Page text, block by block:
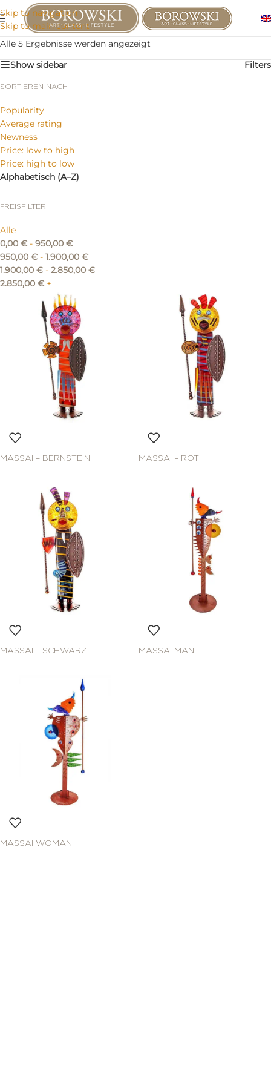
Skip to navigation
Skip to main content
Alle 5 Ergebnisse werden angezeigt
Show sidebar
Filters
SORTIEREN NACH
Popularity
Average rating
Newness
Price: low to high
Price: high to low
Alphabetisch (A–Z)
PREISFILTER
Alle
0,00 € - 950,00 €
950,00 € - 1.900,00 €
1.900,00 € - 2.850,00 €
2.850,00 € +
MASSAI – BERNSTEIN MASSAI – ROT
MASSAI – SCHWARZ MASSAI MAN
MASSAI WOMAN